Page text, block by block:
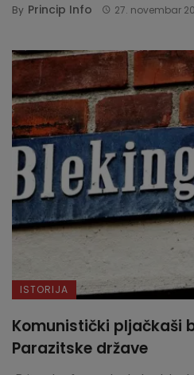
By Princip Info 27. novembar
ISTORIJA
Komunistički pljačkaši
Parazitske države